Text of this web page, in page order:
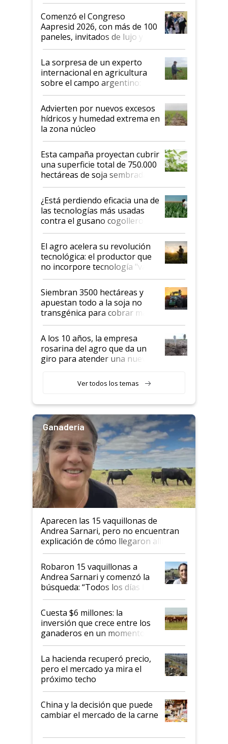
Argentina se sigan discutiendo
las mismas cosas de hace 50
años"
Comenzó el Congreso
Aapresid 2026, con más de 100
paneles, invitados de lujo y
todas las tendencias
La sorpresa de un experto
internacional en agricultura
sobre el campo argentino:
"Estoy muy impresionado"
Advierten por nuevos excesos
hídricos y humedad extrema en
la zona núcleo
Esta campaña proyectan cubrir
una superficie total de 750.000
hectáreas de soja sembradas
con una nueva generación de
variedades que marcan un
salto tecnológico en genética y
rendimiento
¿Está perdiendo eficacia una de
las tecnologías más usadas
contra el gusano cogollero? El
desafío de una tecnología clave
El agro acelera su revolución
tecnológica: el productor que
no incorpore tecnología "va a
perder el tren"
Siembran 3500 hectáreas y
apuestan todo a la soja no
transgénica para cobrar más
por tonelada: compraron un
semillero
A los 10 años, la empresa
rosarina del agro que da un
giro para atender una nueva
Ver todos los temas
Ganadería
Aparecen las 15 vaquillonas de
Andrea Sarnari, pero no encuentran
explicación de cómo llegaron allí
Robaron 15 vaquillonas a
Andrea Sarnari y comenzó la
búsqueda: “Todos los días le
toca a algún productor”
Cuesta $6 millones: la
inversión que crece entre los
ganaderos en un momento
histórico para la actividad
La hacienda recuperó precio,
pero el mercado ya mira el
próximo techo
China y la decisión que puede
cambiar el mercado de la carne